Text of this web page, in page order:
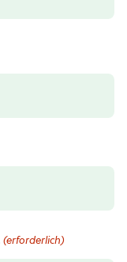
(erforderlich)